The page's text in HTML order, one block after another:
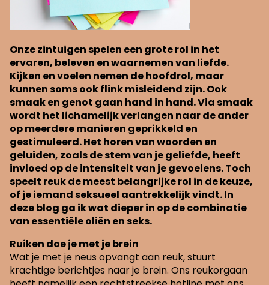
Onze zintuigen spelen een grote rol in het
ervaren, beleven en waarnemen van liefde.
Kijken en voelen nemen de hoofdrol, maar
kunnen soms ook flink misleidend zijn. Ook
smaak en genot gaan hand in hand. Via smaak
wordt het lichamelijk verlangen naar de ander
op meerdere manieren geprikkeld en
gestimuleerd. Het horen van woorden en
geluiden, zoals de stem van je geliefde, heeft
invloed op de intensiteit van je gevoelens. Toch
speelt reuk de meest belangrijke rol in de keuze,
of je iemand seksueel aantrekkelijk vindt. In
deze blog ga ik wat dieper in op de combinatie
van essentiële oliën en seks.
Ruiken doe je met je brein
Wat je met je neus opvangt aan reuk, stuurt
krachtige berichtjes naar je brein. Ons reukorgaan